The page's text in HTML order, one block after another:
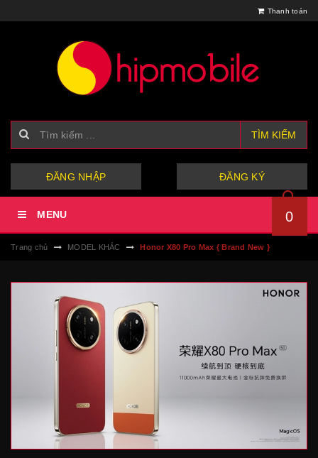
Thanh toán
TÌM KIẾM
ĐĂNG NHẬP ĐĂNG KÝ
MENU 0
Trang chủ MODEL KHÁC Honor X80 Pro Max { Brand New }